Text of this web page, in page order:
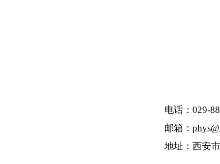
电话：029-
邮箱：
地址：西安